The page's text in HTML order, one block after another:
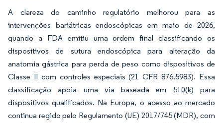
A clareza do caminho regulatório melhorou para as
intervenções bariátricas endoscópicas em maio de 2026,
quando a FDA emitiu uma ordem final classificando os
dispositivos de sutura endoscópica para alteração da
anatomia gástrica para perda de peso como dispositivos de
Classe II com controles especiais (21 CFR 876.5983). Essa
classificação apoia uma via baseada em 510(k) para
dispositivos qualificados. Na Europa, o acesso ao mercado
continua regido pelo Regulamento (UE) 2017/745 (MDR), com